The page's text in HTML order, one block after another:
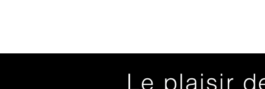
Le plaisir